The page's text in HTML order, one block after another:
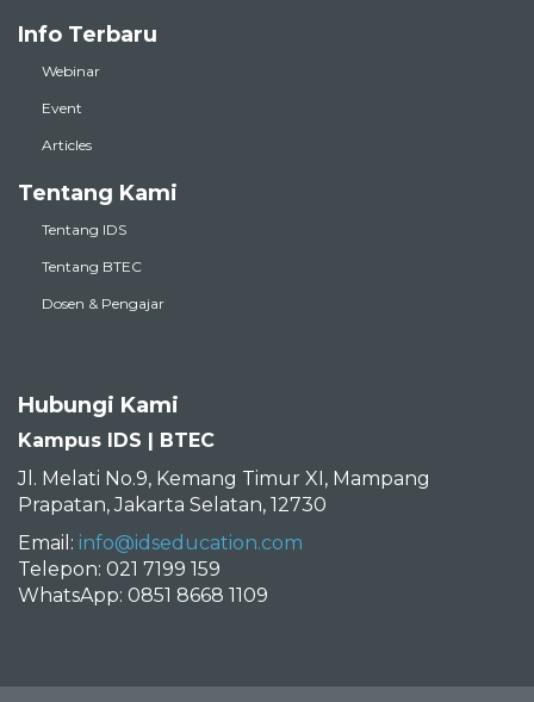
Info Terbaru
Webinar
Event
Articles
Tentang Kami
Tentang IDS
Tentang BTEC
Dosen & Pengajar
Hubungi Kami
Kampus IDS | BTEC
Jl. Melati No.9, Kemang Timur XI, Mampang
Prapatan, Jakarta Selatan, 12730
Email: info@idseducation.com
Telepon: 021 7199 159
WhatsApp: 0851 8668 1109